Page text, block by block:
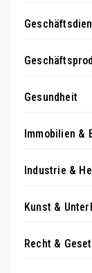
Gesundheit
Immobilien &
Industrie &
Kunst &
Recht &